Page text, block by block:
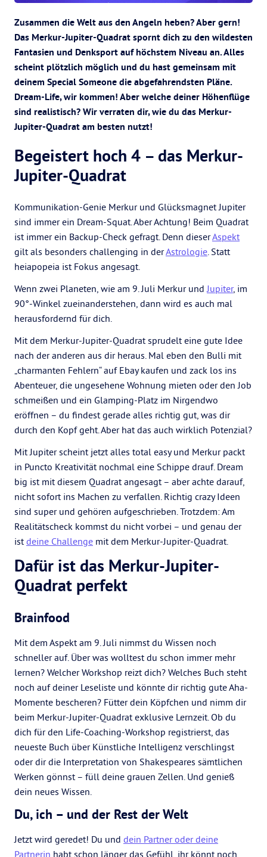
Zusammen die Welt aus den Angeln heben? Aber gern!
Das Merkur-Jupiter-Quadrat spornt dich zu den wildesten
Fantasien und Denksport auf höchstem Niveau an. Alles
scheint plötzlich möglich und du hast gemeinsam mit
deinem Special Someone die abgefahrendsten Pläne.
Dream-Life, wir kommen! Aber welche deiner Höhenflüge
sind realistisch? Wir verraten dir, wie du das Merkur-
Jupiter-Quadrat am besten nutzt!
Begeistert hoch 4 – das Merkur-
Jupiter-Quadrat
Kommunikation-Genie Merkur und Glücksmagnet Jupiter
sind immer ein Dream-Squat. Aber Achtung! Beim Quadrat
ist immer ein Backup-Check gefragt. Denn dieserAspekt
gilt als besonders challenging in derAstrologie. Statt
heiapopeia ist Fokus angesagt.
Wenn zwei Planeten, wie am 9. Juli Merkur undJupiter, im
90°-Winkel zueinanderstehen, dann wird es auch mal
herausfordernd für dich.
Mit dem Merkur-Jupiter-Quadrat sprudelt eine gute Idee
nach der anderen aus dir heraus. Mal eben den Bulli mit
„charmanten Fehlern“ auf Ebay kaufen und zack los ins
Abenteuer, die ungesehene Wohnung mieten oder den Job
schmeißen und ein Glamping-Platz im Nirgendwo
eröffnen – du findest gerade alles richtig gut, was dir
durch den Kopf geht. Aber hat das auch wirklich Potenzial?
Mit Jupiter scheint jetzt alles total easy und Merkur packt
in Puncto Kreativität nochmal eine Schippe drauf. Dream
big ist mit diesem Quadrat angesagt – aber achte darauf,
nicht sofort ins Machen zu verfallen. Richtig crazy Ideen
sind super und gehören aufgeschrieben. Trotzdem: Am
Realitätscheck kommst du nicht vorbei – und genau der
istdeine Challenge mit dem Merkur-Jupiter-Quadrat.
Dafür ist das Merkur-Jupiter-
Quadrat perfekt
Brainfood
Mit dem Aspekt am 9. Juli nimmst du Wissen noch
schneller auf. Über was wolltest du schon immer mehr
lernen? Welcher Workshop reizt dich? Welches Buch steht
noch auf deiner Leseliste und könnte dir richtig gute Aha-
Momente bescheren? Fütter dein Köpfchen und nimm dir
beim Merkur-Jupiter-Quadrat exklusive Lernzeit. Ob du
dich für den Life-Coaching-Workshop registrierst, das
neueste Buch über Künstliche Intelligenz verschlingst
oder dir die Interpretation von Shakespeares sämtlichen
Werken gönnst – füll deine grauen Zellen. Und genieß
dein neues Wissen.
Du, ich – und der Rest der Welt
Jetzt wird geredet! Du und dein Partner oder deine
Partnerin habt schon länger das Gefühl, ihr könnt noch